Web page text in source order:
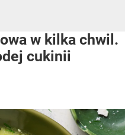
w kilka chwil.
cukinii